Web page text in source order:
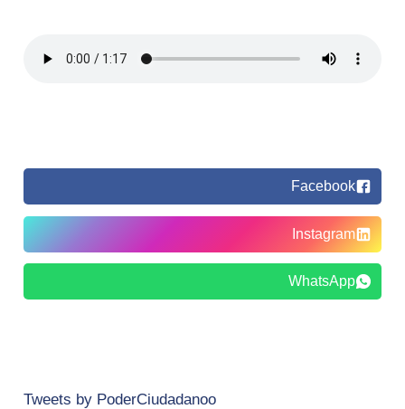
Facebook
Instagram
WhatsApp
Tweets by PoderCiudadanoo